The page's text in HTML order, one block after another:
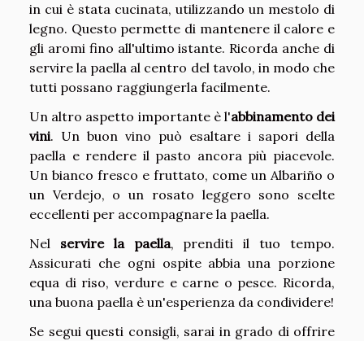
in cui è stata cucinata, utilizzando un mestolo di
legno. Questo permette di mantenere il calore e
gli aromi fino all'ultimo istante. Ricorda anche di
servire la paella al centro del tavolo, in modo che
tutti possano raggiungerla facilmente.
Un altro aspetto importante è l'abbinamento dei
vini. Un buon vino può esaltare i sapori della
paella e rendere il pasto ancora più piacevole.
Un bianco fresco e fruttato, come un Albariño o
un Verdejo, o un rosato leggero sono scelte
eccellenti per accompagnare la paella.
Nel servire la paella, prenditi il tuo tempo.
Assicurati che ogni ospite abbia una porzione
equa di riso, verdure e carne o pesce. Ricorda,
una buona paella è un'esperienza da condividere!
Se segui questi consigli, sarai in grado di offrire